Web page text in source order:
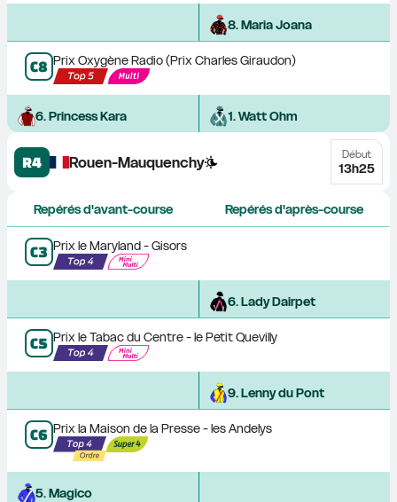
8. Maria Joana
C8 Prix Oxygène Radio (Prix Charles Giraudon)
6. Princess Kara 1. Watt Ohm
R4 Rouen-Mauquenchy Début
13h25
Repérés d'avant-course Repérés d'après-course
C3 Prix le Maryland - Gisors
6. Lady Dairpet
C5 Prix le Tabac du Centre - le Petit Quevilly
9. Lenny du Pont
C6 Prix la Maison de la Presse - les Andelys
5. Magico